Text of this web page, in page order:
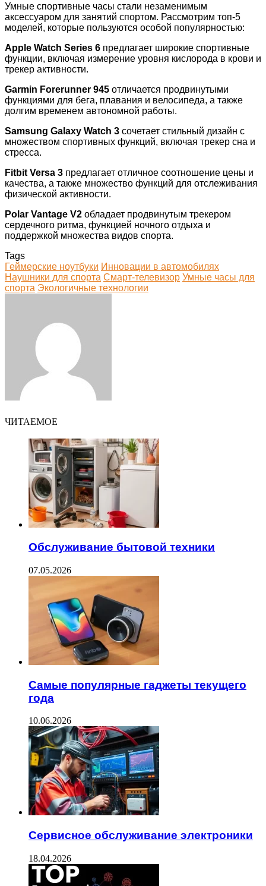
Умные спортивные часы стали незаменимым
аксессуаром для занятий спортом. Рассмотрим топ-5
моделей, которые пользуются особой популярностью:
Apple Watch Series 6 предлагает широкие спортивные
функции, включая измерение уровня кислорода в крови и
трекер активности.
Garmin Forerunner 945 отличается продвинутыми
функциями для бега, плавания и велосипеда, а также
долгим временем автономной работы.
Samsung Galaxy Watch 3 сочетает стильный дизайн с
множеством спортивных функций, включая трекер сна и
стресса.
Fitbit Versa 3 предлагает отличное соотношение цены и
качества, а также множество функций для отслеживания
физической активности.
Polar Vantage V2 обладает продвинутым трекером
сердечного ритма, функцией ночного отдыха и
поддержкой множества видов спорта.
Tags
Геймерские ноутбуки Инновации в автомобилях
Наушники для спорта Смарт-телевизор Умные часы для
спорта Экологичные технологии
ЧИТАЕМОЕ
Обслуживание бытовой техники
07.05.2026
Самые популярные гаджеты текущего
года
10.06.2026
Сервисное обслуживание электроники
18.04.2026